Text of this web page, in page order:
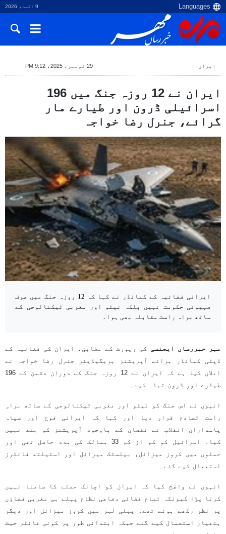
9 اگست، 2026
ایران 29 نومبر، 2025، 9:12 PM
ایران نے 12 روزہ جنگ میں 196
اسرائیلی ڈرون اور طیارے مار
گرائے، جنرل رضا خواجہ
ایرانی فضائیہ کے کمانڈر نے کہا کہ 12 روزہ جنگ میں صرف
صہیونی حکومت نہیں بلکہ نیٹو اور مغربی ٹیکنالوجی کے
ساتھ براہ راست مقابلہ بھی ہوا۔
مہر خبررساں ایجنسی کی رپورٹ کے مطابق، ایران کی فضائیہ کے
ڈپٹی کمانڈر برائے آپریشنز بریگیڈیئر جنرل رضا خواجہ نے
اعلان کیا ہے کہ ایران نے 12 روزہ جنگ کے دوران دشمن کے 196
طیارے اور ڈرون تباہ کیے۔
انہوں نے اس جنگ کو نیٹو اور مغربی ٹیکنالوجی کے ساتھ براہِ
راست تصادم قرار دیا اور کہا کہ ایرانی فوج اور سپاہ
پاسداران انقلاب نے نقصان کے باوجود آپریشنز کو بند نہیں
کیا۔ اسرائیل کو کم از کم 33 ممالک کی مدد حاصل تھی اور
حملوں میں کروز میزائل، بیلسٹک میزائل اور اسٹیلتھ فائٹرز
استعمال کیے گئے۔
انہوں نے واضح کیا کہ ایران کو اچانک حملے کا سامنا نہیں
کرنا پڑا کیونکہ تمام فضائی دفاعی نظام پہلے ہی مغربی فضاؤں
پر نظر رکھے ہوئے تھے۔ پہلی لہر میں کروز میزائل اور دیگر
ہتھیار استعمال کیے گئے جبکہ ابتدائی طور پر کوئی فائٹر جیٹ